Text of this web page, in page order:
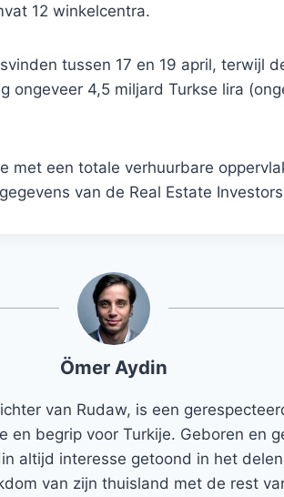
12 winkelcentra.
tussen 17 en 19 april, terwijl
ongeveer 4,5 miljard Turkse lira
met een totale verhuurbare
van de Real Estate
Ömer Aydin
van Rudaw, is een
en begrip voor Turkije. Geboren en
altijd interesse getoond in het
van zijn thuisland met de rest